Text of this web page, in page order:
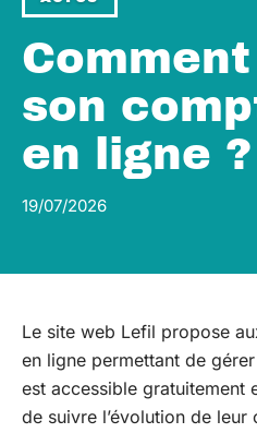
son
en ligne ?
19/07/2026
Le site web Lefil propose
en ligne permettant de
est accessible gratuitement
de suivre l’évolution de leur